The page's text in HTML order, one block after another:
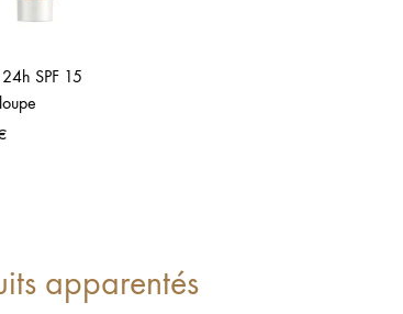
SPF 15
apparentés